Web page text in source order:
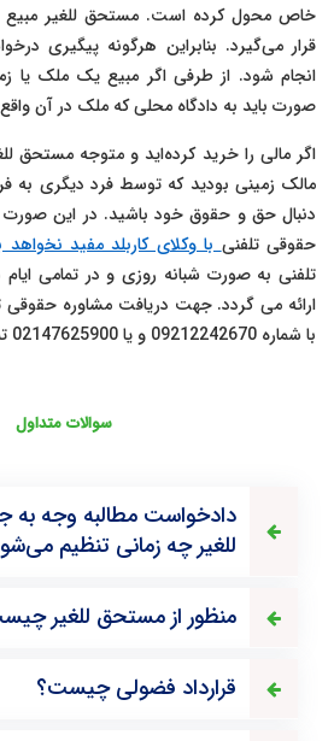
خاص محول کرده است. مستحق للغیر مبیع
قرار می‌گیرد. بنابراین هرگونه پیگیری
انجام شود. از طرفی اگر مبیع یک ملک یا
صورت باید به دادگاه محلی که ملک در آن
اگر مالی را خرید کرده‌اید و متوجه مستحق
مالک زمینی بودید که توسط فرد دیگری به
دنبال حق و حقوق خود باشید. در این صورت
حقوقی تلفنیبا وکلای کاربلد مفید نخواهد
تلفنی به صورت شبانه روزی و در تمامی
ارائه می گردد. جهت دریافت مشاوره حقوقی
با شماره 09212242670 و یا 02147625900 تماس حاصل نمایید.
سوالات متداول
دادخواست مطالبه وجه
للغیر چه زمانی تنظیم
منظور از مستحق للغیر
قرارداد فضولی چیست؟